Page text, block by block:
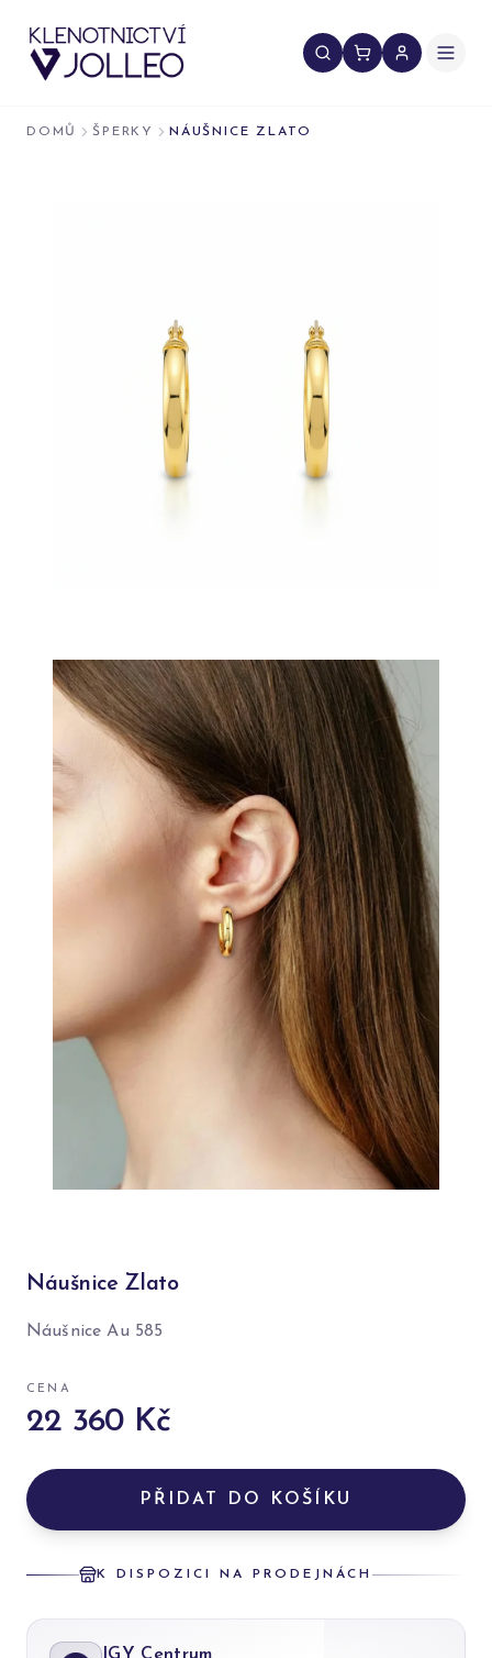
DOMŮ ŠPERKY NÁUŠNICE ZLATO
Náušnice Zlato
Náušnice Au 585
CENA
22 360 Kč
PŘIDAT DO KOŠÍKU
K DISPOZICI NA PRODEJNÁCH